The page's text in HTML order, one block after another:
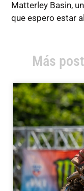
Matterley Basin,
que espero estar
Más